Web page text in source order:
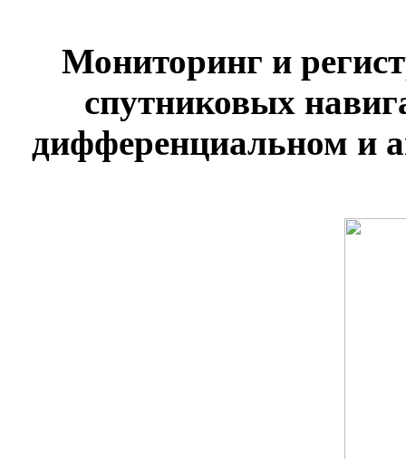
Мониторинг и
спутниковых
дифференциальном и